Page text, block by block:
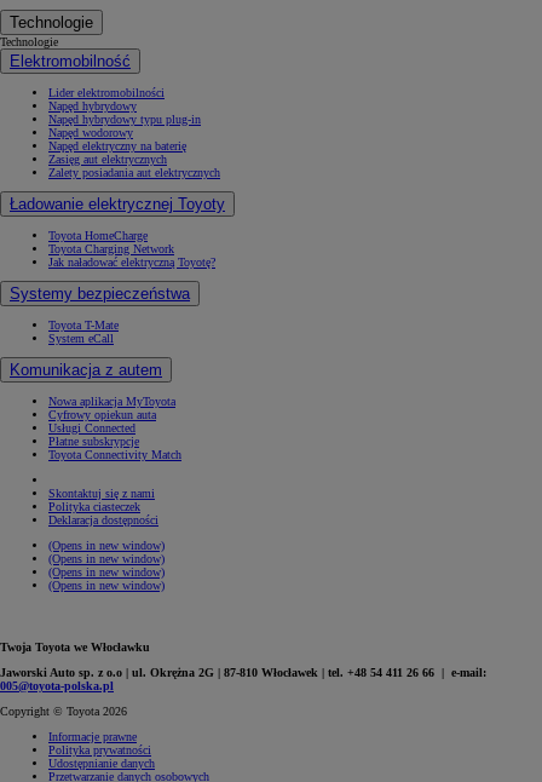
Technologie
Technologie
Elektromobilność
Lider elektromobilności
Napęd hybrydowy
Napęd hybrydowy typu plug-in
Napęd wodorowy
Napęd elektryczny na baterię
Zasięg aut elektrycznych
Zalety posiadania aut elektrycznych
Ładowanie elektrycznej Toyoty
Toyota HomeCharge
Toyota Charging Network
Jak naładować elektryczną Toyotę?
Systemy bezpieczeństwa
Toyota T-Mate
System eCall
Komunikacja z autem
Nowa aplikacja MyToyota
Cyfrowy opiekun auta
Usługi Connected
Płatne subskrypcje
Toyota Connectivity Match
Skontaktuj się z nami
Polityka ciasteczek
Deklaracja dostępności
(Opens in new window)
(Opens in new window)
(Opens in new window)
(Opens in new window)
Twoja Toyota we Włocławku
Jaworski Auto sp. z o.o | ul. Okrężna 2G | 87-810 Włocławek | tel. +48 54 411 26 66 | e-mail:
005@toyota-polska.pl
Copyright © Toyota 2026
Informacje prawne
Polityka prywatności
Udostępnianie danych
Przetwarzanie danych osobowych